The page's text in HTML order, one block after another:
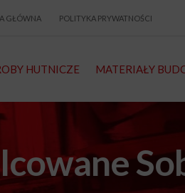
GŁÓWNA POLITYKA PRYWATNOŚCI
HUTNICZE MATERIAŁY